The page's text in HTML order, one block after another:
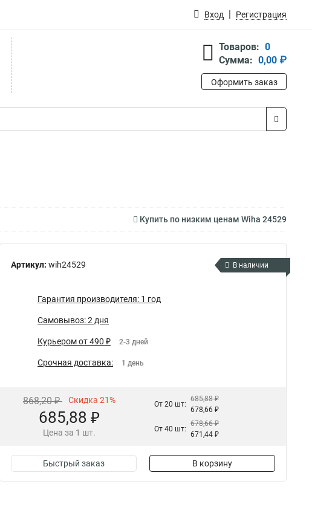
Вход Регистрация
Товаров: 0
Сумма: 0,00 ₽
Оформить заказ
Купить по низким ценам Wiha 24529
Артикул: wih24529 В наличии
Гарантия производителя: 1 год
Самовывоз: 2 дня
Курьером от 490 ₽ 2-3 дней
Срочная доставка: 1 день
868,20 ₽ Скидка 21%
685,88 ₽
Цена за 1 шт.
От 20 шт:
685,88 ₽
678,66 ₽
От 40 шт:
678,66 ₽
671,44 ₽
Быстрый заказ В корзину